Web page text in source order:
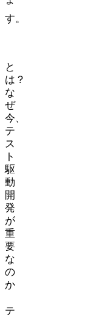
す。
と
は？
な
ぜ
今、
テ
ス
ト
駆
動
開
発
が
重
要
な
の
か
テ